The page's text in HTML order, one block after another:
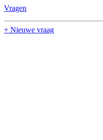
Vragen
+ Nieuwe vraag